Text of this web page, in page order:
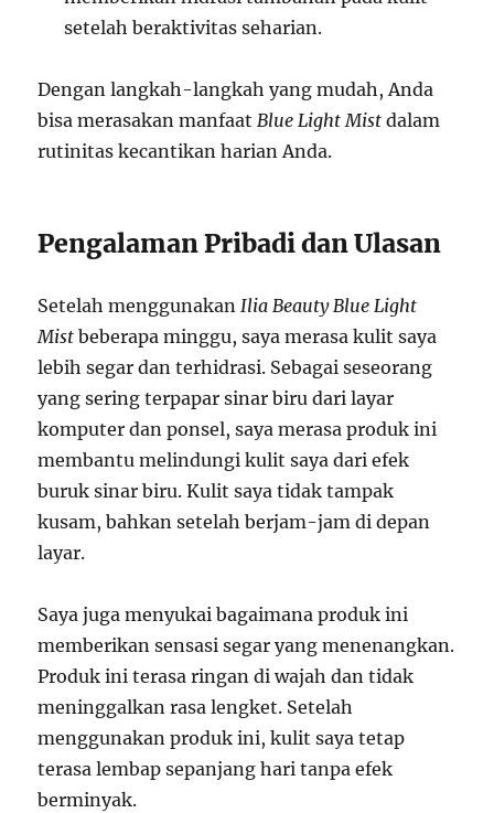
setelah beraktivitas seharian.
Dengan langkah-langkah yang mudah, Anda
bisa merasakan manfaatBlue Light Mist dalam
rutinitas kecantikan harian Anda.
Pengalaman Pribadi dan Ulasan
Setelah menggunakanIlia Beauty Blue Light
Mist beberapa minggu, saya merasa kulit saya
lebih segar dan terhidrasi. Sebagai seseorang
yang sering terpapar sinar biru dari layar
komputer dan ponsel, saya merasa produk ini
membantu melindungi kulit saya dari efek
buruk sinar biru. Kulit saya tidak tampak
kusam, bahkan setelah berjam-jam di depan
layar.
Saya juga menyukai bagaimana produk ini
memberikan sensasi segar yang menenangkan.
Produk ini terasa ringan di wajah dan tidak
meninggalkan rasa lengket. Setelah
menggunakan produk ini, kulit saya tetap
terasa lembap sepanjang hari tanpa efek
berminyak.